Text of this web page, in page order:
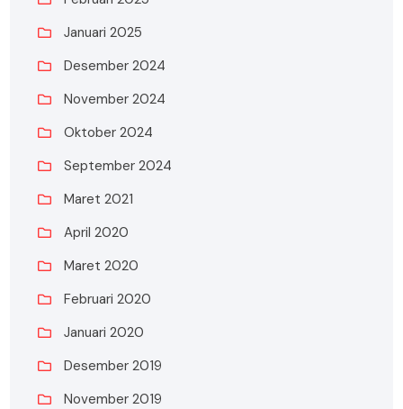
Januari 2025
Desember 2024
November 2024
Oktober 2024
September 2024
Maret 2021
April 2020
Maret 2020
Februari 2020
Januari 2020
Desember 2019
November 2019